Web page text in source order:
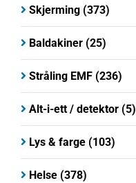
Skjerming (373)
Baldakiner (25)
Stråling EMF (236)
Alt-i-ett / detektor (5)
Lys & farge (103)
Helse (378)